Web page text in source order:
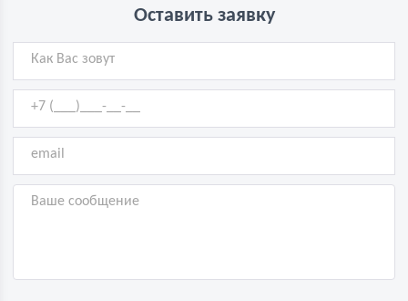
Оставить заявку